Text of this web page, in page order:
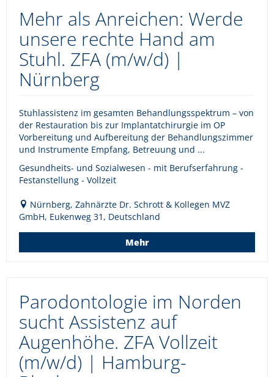
Mehr als Anreichen: Werde
unsere rechte Hand am
Stuhl. ZFA (m/w/d) |
Nürnberg
Stuhlassistenz im gesamten Behandlungsspektrum – von
der Restauration bis zur Implantatchirurgie im OP
Vorbereitung und Aufbereitung der Behandlungszimmer
und Instrumente Empfang, Betreuung und ...
Gesundheits- und Sozialwesen - mit Berufserfahrung -
Festanstellung - Vollzeit
Nürnberg, Zahnärzte Dr. Schrott & Kollegen MVZ
GmbH, Eukenweg 31, Deutschland
Mehr
Parodontologie im Norden
sucht Assistenz auf
Augenhöhe. ZFA Vollzeit
(m/w/d) | Hamburg-